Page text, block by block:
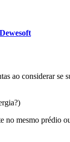
ao considerar se
no mesmo prédio